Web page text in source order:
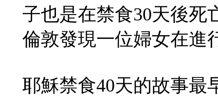
子也是在禁食30天後死
倫敦發現一位婦女在進
耶穌禁食40天的故事最